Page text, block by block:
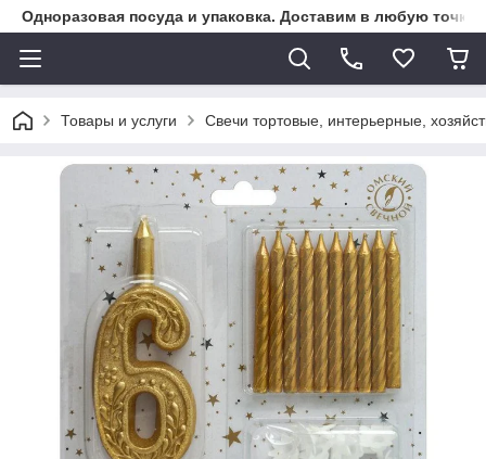
Одноразовая посуда и упаковка. Доставим в любую точку
Товары и услуги Свечи тортовые, интерьерные,